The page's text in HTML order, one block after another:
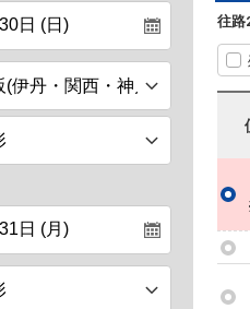
往路